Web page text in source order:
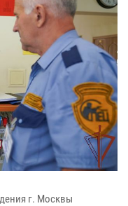
г. Москвы